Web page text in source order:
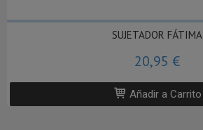
SUJETADOR FÁTIMA
20,95 €
Añadir a Carrito